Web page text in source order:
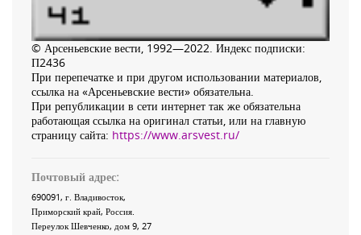
© Арсеньевские вести, 1992—2022. Индекс подписки:
П2436
При перепечатке и при другом использовании материалов,
ссылка на «Арсеньевские вести» обязательна.
При републикации в сети интернет так же обязательна
работающая ссылка на оригинал статьи, или на главную
страницу сайта: https://www.arsvest.ru/
Почтовый адрес:
690091, г. Владивосток,
Приморский край, Россия
Переулок Шевченко, дом 9, 27